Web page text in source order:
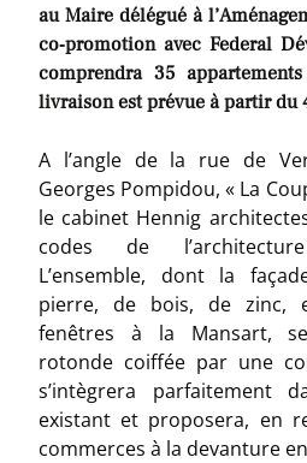
au Maire délégué à
co‐promotion avec Federal
comprendra 35
livraison est prévue à partir du
A l’angle de la rue de
Georges Pompidou, « La
le cabinet Hennig
codes de l’architecture
L’ensemble, dont la
pierre, de bois, de zinc,
fenêtres à la Mansart,
rotonde coiffée par une
s’intègrera parfaitement
existant et proposera, en
commerces à la devanture